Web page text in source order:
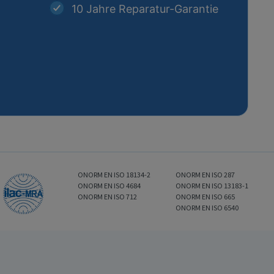
10 Jahre Reparatur-Garantie
ONORM EN ISO 18134-2
ONORM EN ISO 4684
ONORM EN ISO 712
ONORM EN ISO 287
ONORM EN ISO 13183-1
ONORM EN ISO 665
ONORM EN ISO 6540